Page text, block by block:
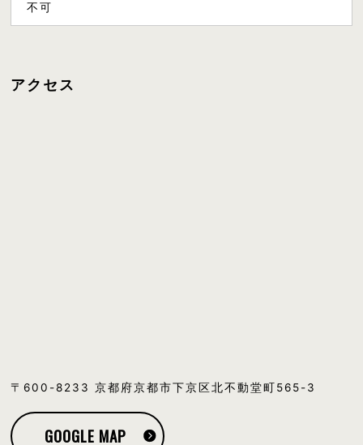
不可
アクセス
〒600-8233 京都府京都市下京区北不動堂町565-3
GOOGLE MAP